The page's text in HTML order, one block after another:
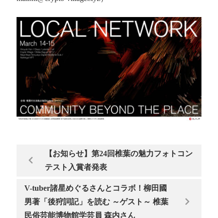
【お知らせ】第24回椎葉の魅力フォトコン
テスト入賞者発表
V-tuber諸星めぐるさんとコラボ！柳田國
男著「後狩詞記」を読む ～ゲスト～ 椎葉
民俗芸能博物館学芸員 森内さん